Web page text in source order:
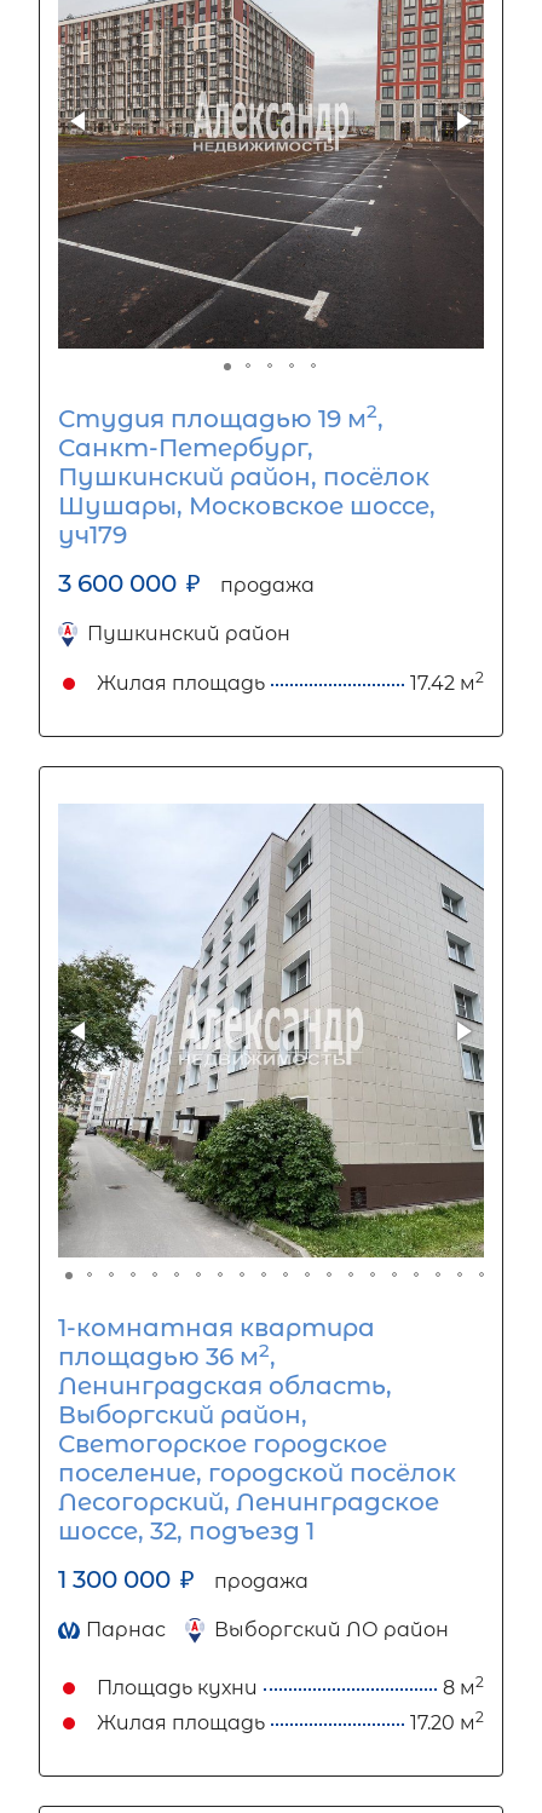
Студия площадью 19 м2,
Санкт-Петербург,
Пушкинский район, посёлок
Шушары, Московское шоссе,
уч179
3 600 000 ₽ продажа
Пушкинский район
Жилая площадь 17.42 м2
1-комнатная квартира
площадью 36 м2,
Ленинградская область,
Выборгский район,
Светогорское городское
поселение, городской посёлок
Лесогорский, Ленинградское
шоссе, 32, подъезд 1
1 300 000 ₽ продажа
Парнас Выборгский ЛО район
Площадь кухни 8 м2
Жилая площадь 17.20 м2